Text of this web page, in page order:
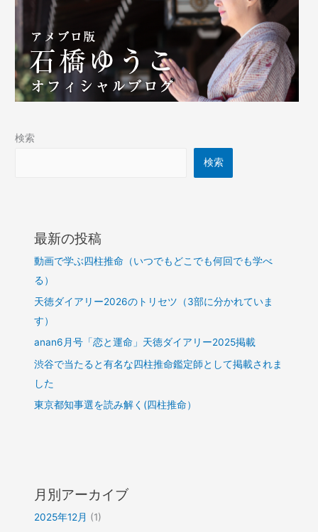
検索
検索
最新の投稿
動画で学ぶ四柱推命（いつでもどこでも何回でも学べ
る）
天徳ダイアリー2026のトリセツ（3部に分かれていま
す）
anan6月号「恋と運命」天徳ダイアリー2025掲載
渋谷で当たると有名な四柱推命鑑定師として掲載されま
した
東京都知事選を読み解く(四柱推命）
月別アーカイブ
2025年12月 (1)